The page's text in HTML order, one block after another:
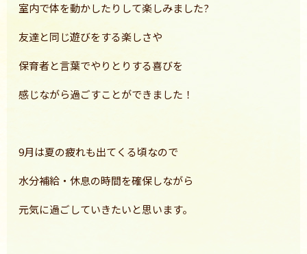
室内で体を動かしたりして楽しみました?
友達と同じ遊びをする楽しさや
保育者と言葉でやりとりする喜びを
感じながら過ごすことができました！
9月は夏の疲れも出てくる頃なので
水分補給・休息の時間を確保しながら
元気に過ごしていきたいと思います。